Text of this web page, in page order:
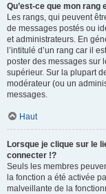
Qu’est-ce que mon
Les rangs, qui peuvent
de messages postés ou
et administrateurs. En
l’intitulé d’un rang car il
poster des messages sur
supérieur. Sur la plupart
modérateur (ou un
messages.
Haut
Lorsque je clique sur le
connecter !?
Seuls les membres
la fonction a été activée
malveillante de la